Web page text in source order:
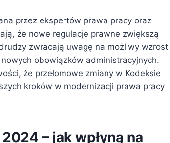
przez ekspertów prawa pracy oraz
że nowe regulacje prawne zwiększą
zwracają uwagę na możliwy wzrost
obowiązków administracyjnych.
że przełomowe zmiany w Kodeksie
kroków w modernizacji prawa pracy
– jak wpłyną na